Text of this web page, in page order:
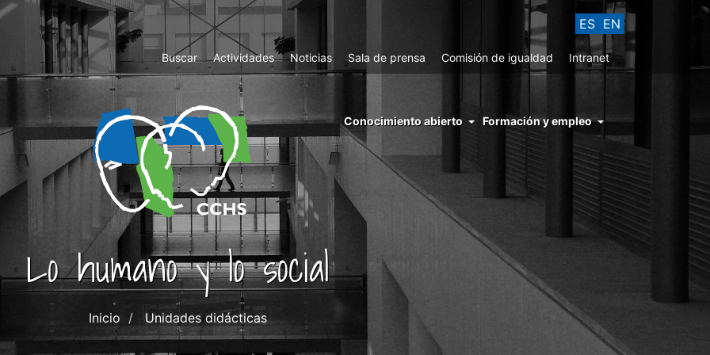
ES EN
Top
Menu
Buscar Actividades Noticias Sala de prensa Comisión de igualdad Intranet
menu
right
cchs
conocimiento
abierto
Conocimiento abierto Formación y empleo
Lo humano y lo social
Inicio Unidades didácticas